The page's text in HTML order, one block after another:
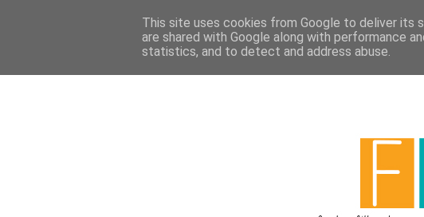
This site uses cookies from Google to deliver its
are shared with Google along with performance
statistics, and to detect and address abuse.